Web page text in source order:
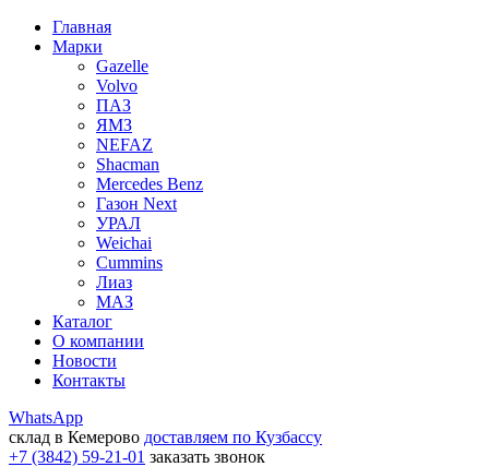
Главная
Марки
Gazelle
Volvo
ПАЗ
ЯМЗ
NEFAZ
Shacman
Mercedes Benz
Газон Next
УРАЛ
Weichai
Cummins
Лиаз
МАЗ
Каталог
О компании
Новости
Контакты
WhatsApp
склад в Кемерово доставляем по Кузбассу
+7 (3842) 59-21-01 заказать звонок